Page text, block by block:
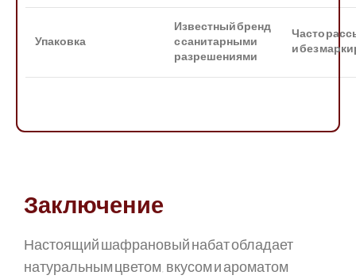
Упаковка
Известный бренд
с санитарными
разрешениями
Часто
и без
Заключение
Настоящий шафрановый набат обладает
натуральным цветом, вкусом и ароматом